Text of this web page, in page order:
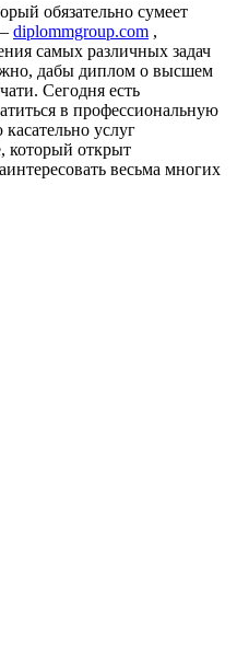
обязательно сумеет
diplommgroup.com ,
самых различных задач
дабы диплом о высшем
Сегодня есть
в профессиональную
услуг
который открыт
весьма многих